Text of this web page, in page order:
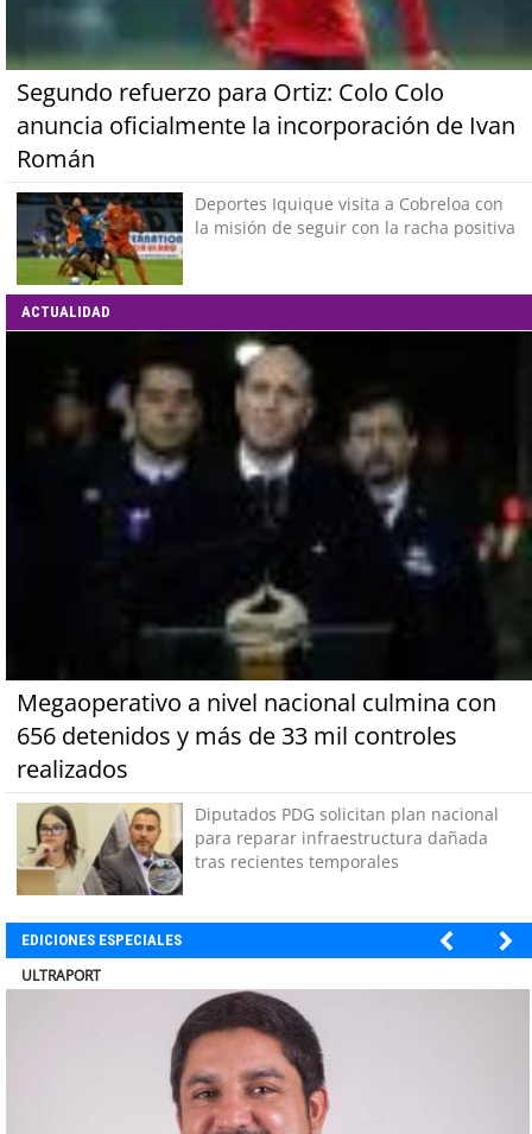
Segundo refuerzo para Ortiz: Colo Colo
anuncia oficialmente la incorporación de Ivan
Román
Deportes Iquique visita a Cobreloa con
la misión de seguir con la racha positiva
ACTUALIDAD
Megaoperativo a nivel nacional culmina con
656 detenidos y más de 33 mil controles
realizados
Diputados PDG solicitan plan nacional
para reparar infraestructura dañada
tras recientes temporales
EDICIONES ESPECIALES
BANCO DE CHILE